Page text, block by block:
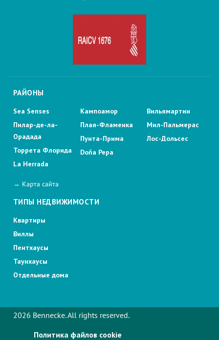
РАЙОНЫ
Sea Senses
Пилар-де-ла-
Орадада
Торрета Флорида
La Herrada
Кампоамор
Плая-Фламенка
Пунта-Прима
Doña Pepa
Вильямартин
Мил-Пальмерас
Лос-Дольсес
→ Карта сайта
ТИПЫ НЕДВИЖИМОСТИ
Квартиры
Виллы
Пентхаусы
Таунхаусы
Отдельные дома
2026 Bennecke. All rights reserved.
Политика файлов cookie